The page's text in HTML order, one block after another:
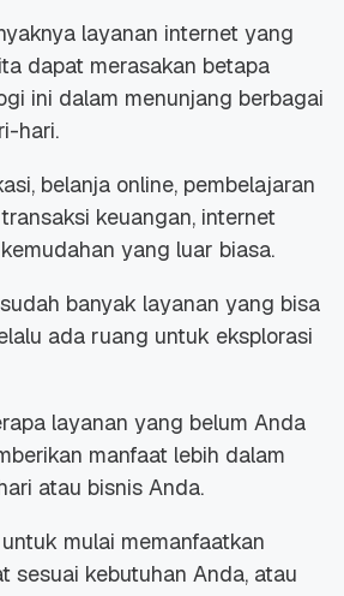
layanan internet yang
dapat merasakan betapa
ini dalam menunjang berbagai
hari.
belanja online, pembelajaran
keuangan, internet
yang luar biasa.
banyak layanan yang bisa
ada ruang untuk eksplorasi
layanan yang belum Anda
manfaat lebih dalam
atau bisnis Anda.
mulai memanfaatkan
sesuai kebutuhan Anda, atau